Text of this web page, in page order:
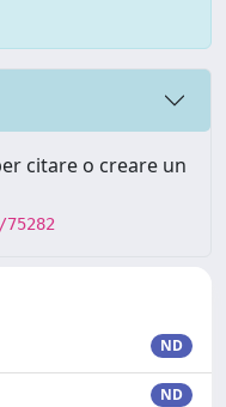
citare o creare un
ND
ND